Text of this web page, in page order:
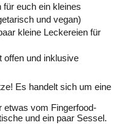
für euch ein kleines
und vegan)
kleine Leckereien für
offen und inklusive
Es handelt sich um eine
etwas vom Fingerfood-
und ein paar Sessel.